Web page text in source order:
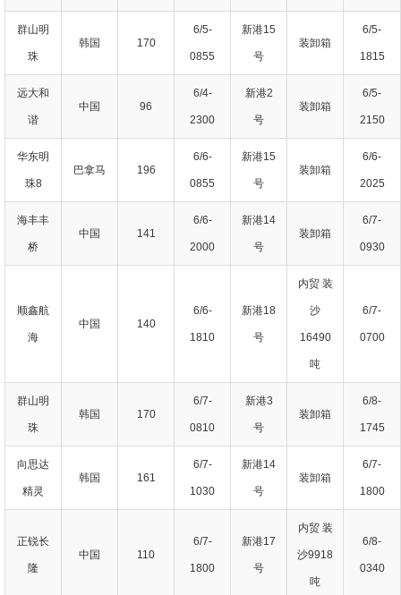
群山明
珠
韩国 170
6/5-
0855
新港15
号
装卸箱
6/5-
1815
远大和
谐
中国 96
6/4-
2300
新港2
号
装卸箱
6/5-
2150
华东明
珠8
巴拿马 196
6/6-
0855
新港15
号
装卸箱
6/6-
2025
海丰丰
桥
中国 141
6/6-
2000
新港14
号
装卸箱
6/7-
0930
顺鑫航
海
中国 140
6/6-
1810
新港18
号
内贸 装
沙
16490
吨
6/7-
0700
群山明
珠
韩国 170
6/7-
0810
新港3
号
装卸箱
6/8-
1745
向思达
精灵
韩国 161
6/7-
1030
新港14
号
装卸箱
6/7-
1800
正锐长
隆
中国 110
6/7-
1800
新港17
号
内贸 装
沙9918
吨
6/8-
0340